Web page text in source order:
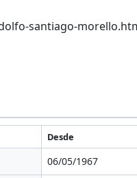
santiago-
Desde
06/05/1967